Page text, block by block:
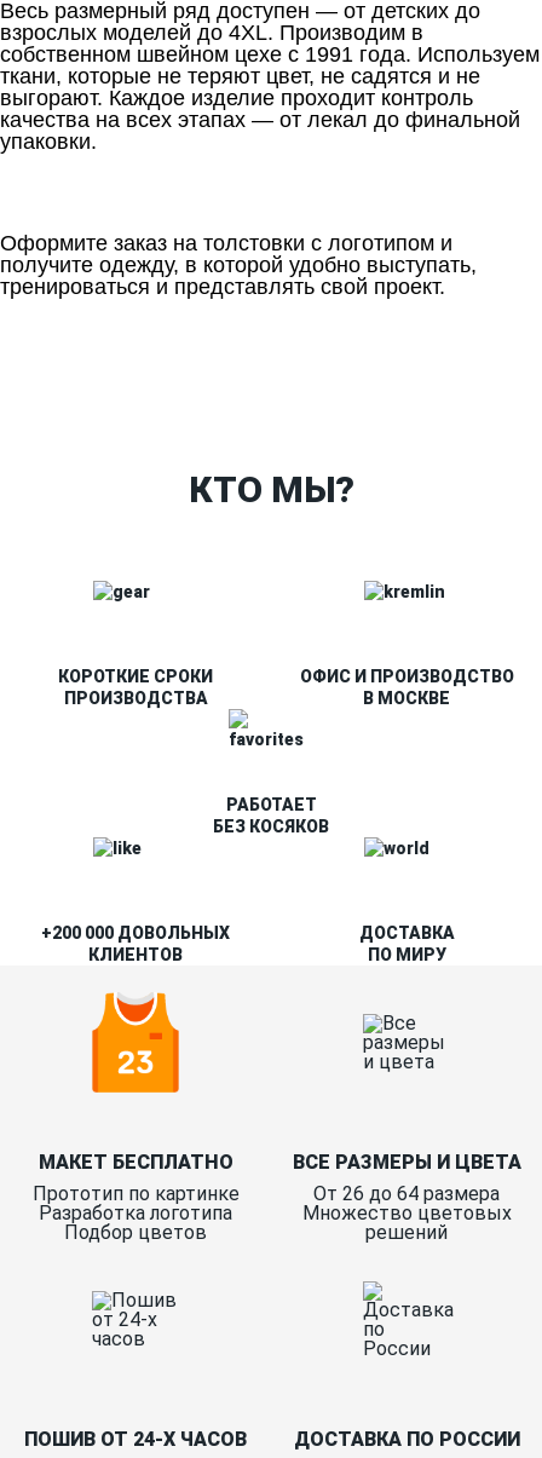
Весь размерный ряд доступен — от детских до
взрослых моделей до 4XL. Производим в
собственном швейном цехе с 1991 года. Используем
ткани, которые не теряют цвет, не садятся и не
выгорают. Каждое изделие проходит контроль
качества на всех этапах — от лекал до финальной
упаковки.
Оформите заказ на толстовки с логотипом и
получите одежду, в которой удобно выступать,
тренироваться и представлять свой проект.
КТО МЫ?
КОРОТКИЕ СРОКИ
ПРОИЗВОДСТВА
ОФИС И ПРОИЗВОДСТВО
В МОСКВЕ
РАБОТАЕТ
БЕЗ КОСЯКОВ
+200 000 ДОВОЛЬНЫХ
КЛИЕНТОВ
ДОСТАВКА
ПО МИРУ
МАКЕТ БЕСПЛАТНО
Прототип по картинке
Разработка логотипа
Подбор цветов
ВСЕ РАЗМЕРЫ И ЦВЕТА
От 26 до 64 размера
Множество цветовых
решений
ПОШИВ ОТ 24-Х ЧАСОВ
ДОСТАВКА ПО РОССИИ